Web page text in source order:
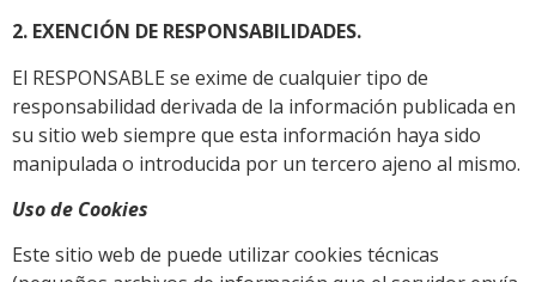
2. EXENCIÓN DE RESPONSABILIDADES.
El RESPONSABLE se exime de cualquier tipo de
responsabilidad derivada de la información publicada en
su sitio web siempre que esta información haya sido
manipulada o introducida por un tercero ajeno al mismo.
Uso de Cookies
Este sitio web de puede utilizar cookies técnicas